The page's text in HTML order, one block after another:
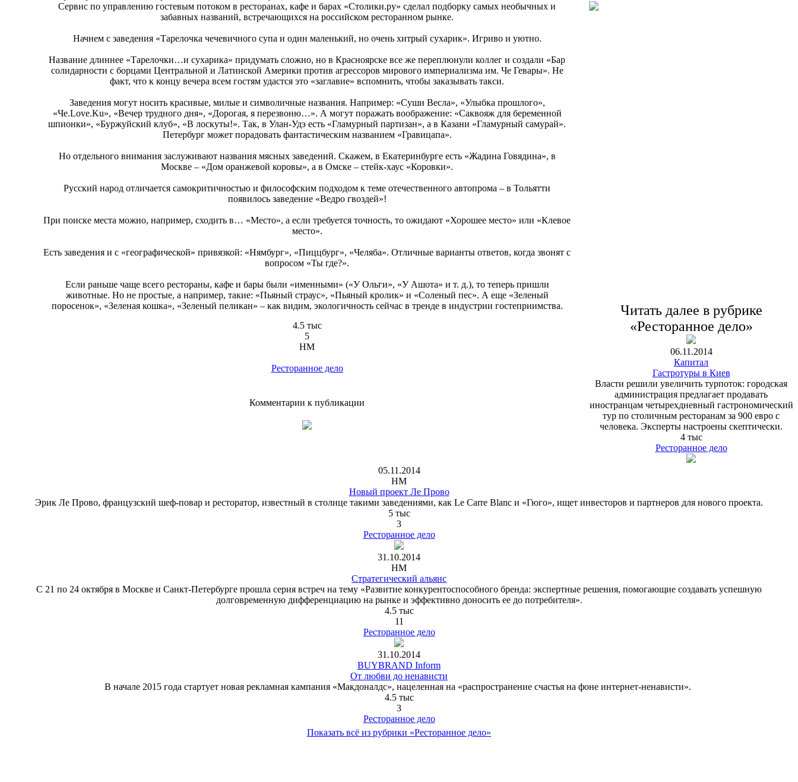
Сервис по управлению гостевым потоком в ресторанах, кафе и барах «Столики.ру» сделал подборку самых необычных и
забавных названий, встречающихся на российском ресторанном рынке.
Начнем с заведения «Тарелочка чечевичного супа и один маленький, но очень хитрый сухарик». Игриво и уютно.
Название длиннее «Тарелочки…и сухарика» придумать сложно, но в Красноярске все же переплюнули коллег и создали «Бар
солидарности с борцами Центральной и Латинской Америки против агрессоров мирового империализма им. Че Гевары». Не
факт, что к концу вечера всем гостям удастся это «заглавие» вспомнить, чтобы заказывать такси.
Заведения могут носить красивые, милые и символичные названия. Например: «Суши Весла», «Улыбка прошлого»,
«Че.Love.Ku», «Вечер трудного дня», «Дорогая, я перезвоню…». А могут поражать воображение: «Саквояж для беременной
шпионки», «Буржуйский клуб», «В лоскуты!». Так, в Улан-Удэ есть «Гламурный партизан», а в Казани «Гламурный самурай».
Петербург может порадовать фантастическим названием «Гравицапа».
Но отдельного внимания заслуживают названия мясных заведений. Скажем, в Екатеринбурге есть «Жадина Говядина», в
Москве – «Дом оранжевой коровы», а в Омске – стейк-хаус «Коровки».
Русский народ отличается самокритичностью и философским подходом к теме отечественного автопрома – в Тольятти
появилось заведение «Ведро гвоздей»!
При поиске места можно, например, сходить в… «Место», а если требуется точность, то ожидают «Хорошее место» или «Клевое
место».
Есть заведения и с «географической» привязкой: «Нямбург», «Пиццбург», «Челяба». Отличные варианты ответов, когда звонят с
вопросом «Ты где?».
Если раньше чаще всего рестораны, кафе и бары были «именными» («У Ольги», «У Ашота» и т. д.), то теперь пришли
животные. Но не простые, а например, такие: «Пьяный страус», «Пьяный кролик» и «Соленый пес». А еще «Зеленый
поросенок», «Зеленая кошка», «Зеленый пеликан» – как видим, экологичность сейчас в тренде в индустрии гостеприимства.
4.5 тыс
5
HM
Ресторанное дело
Комментарии к публикации
Читать далее в рубрике
«Ресторанное дело»
06.11.2014
Капитал
Гастротуры в Киев
Власти решили увеличить турпоток: городская
администрация предлагает продавать
иностранцам четырехдневный гастрономический
тур по столичным ресторанам за 900 евро с
человека. Эксперты настроены скептически.
4 тыс
Ресторанное дело
05.11.2014
HM
Новый проект Ле Прово
Эрик Ле Прово, французский шеф-повар и ресторатор, известный в столице такими заведениями, как Le Carre Blanc и «Гюго», ищет инвесторов и партнеров для нового проекта.
5 тыс
3
Ресторанное дело
31.10.2014
HM
Стратегический альянс
C 21 по 24 октября в Москве и Санкт-Петербурге прошла серия встреч на тему «Развитие конкурентоспособного бренда: экспертные решения, помогающие создавать успешную
долговременную дифференциацию на рынке и эффективно доносить ее до потребителя».
4.5 тыс
11
Ресторанное дело
31.10.2014
BUYBRAND Inform
От любви до ненависти
В начале 2015 года стартует новая рекламная кампания «Макдоналдс», нацеленная на «распространение счастья на фоне интернет-ненависти».
4.5 тыс
3
Ресторанное дело
Показать всё из рубрики «Ресторанное дело»